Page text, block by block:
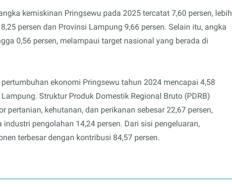
kemiskinan Pringsewu pada 2025 tercatat 7,60 persen, lebih
persen dan Provinsi Lampung 9,66 persen. Selain itu, angka
0,56 persen, melampaui target nasional yang berada di
ekonomi Pringsewu tahun 2024 mencapai 4,58
Struktur Produk Domestik Regional Bruto (PDRB)
pertanian, kehutanan, dan perikanan sebesar 22,67 persen,
pengolahan 14,24 persen. Dari sisi pengeluaran,
terbesar dengan kontribusi 84,57 persen.